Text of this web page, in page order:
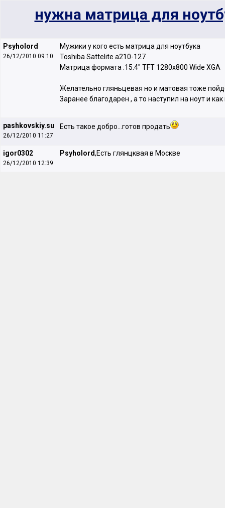
нужна матрица для
Psyholord
26/12/2010 09:10
Мужики у кого есть матрица для ноутбука
Toshiba Sattelite a210-127
Матрица формата :15.4" TFT 1280x800 Wide XGA
Желательно гляньцевая но и матовая тоже
Заранее благодарен , а то наступил на ноут и
pashkovskiy.su
26/12/2010 11:27
Есть такое добро...готов продать
igor0302
26/12/2010 12:39
Psyholord,Есть глянцквая в Москве